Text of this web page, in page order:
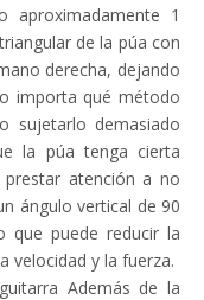
aproximadamente 1
de la púa con
derecha, dejando
importa qué método
sujetarlo demasiado
la púa tenga cierta
prestar atención a no
ángulo vertical de 90
que puede reducir la
velocidad y la fuerza.
Además de la